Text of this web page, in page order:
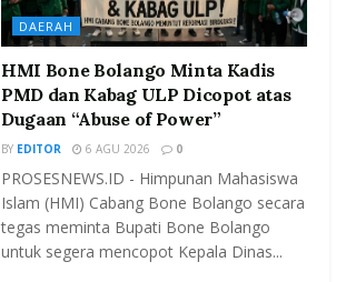
DAERAH
HMI Bone Bolango Minta Kadis
PMD dan Kabag ULP Dicopot atas
Dugaan “Abuse of Power”
BY EDITOR 6 AGU 2026 0
PROSESNEWS.ID - Himpunan Mahasiswa
Islam (HMI) Cabang Bone Bolango secara
tegas meminta Bupati Bone Bolango
untuk segera mencopot Kepala Dinas...